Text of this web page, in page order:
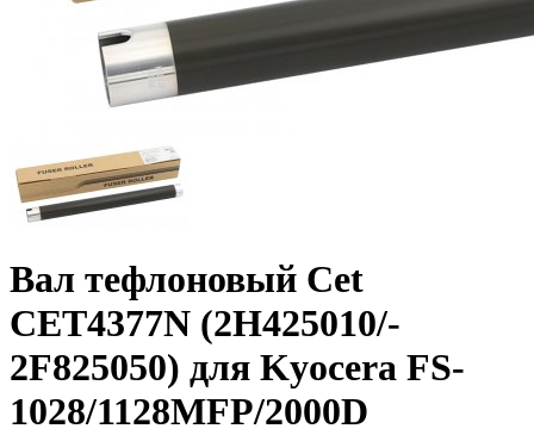
Вал тефлоновый Cet
CET4377N (2H425010/­
2F825050) для Kyocera FS-
1028/­1128MFP/­2000D